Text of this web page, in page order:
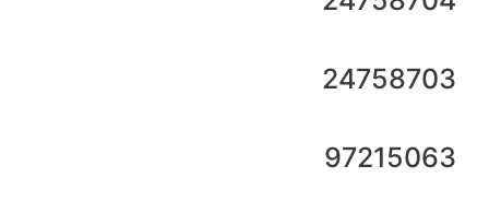
24758703
97215063